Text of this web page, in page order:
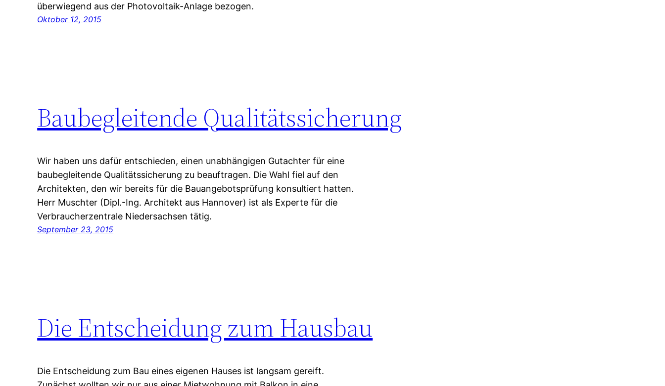
überwiegend aus der Photovoltaik-Anlage bezogen.
Oktober 12, 2015
Baubegleitende Qualitätssicherung
Wir haben uns dafür entschieden, einen unabhängigen Gutachter für eine
baubegleitende Qualitätssicherung zu beauftragen. Die Wahl fiel auf den
Architekten, den wir bereits für die Bauangebotsprüfung konsultiert hatten.
Herr Muschter (Dipl.-Ing. Architekt aus Hannover) ist als Experte für die
Verbraucherzentrale Niedersachsen tätig.
September 23, 2015
Die Entscheidung zum Hausbau
Die Entscheidung zum Bau eines eigenen Hauses ist langsam gereift.